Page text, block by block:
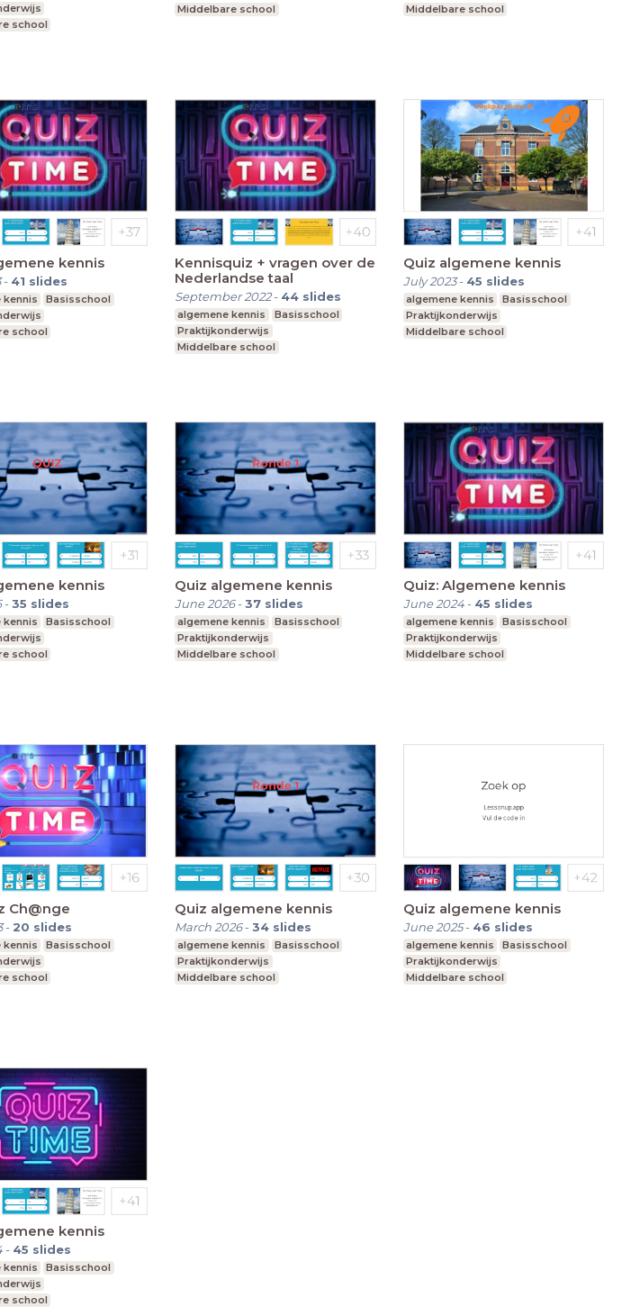
school
Middelbare school
Middelbare school
kennis
- 41 slides
kennis
Basisschool
school
Kennisquiz + vragen over de
Nederlandse taal
September 2022- 44 slides
algemene kennis
Basisschool
Praktijkonderwijs
Middelbare school
Quiz algemene kennis
July 2023- 45 slides
algemene kennis
Basisschool
Praktijkonderwijs
Middelbare school
kennis
-35 slides
kennis
Basisschool
school
Quiz algemene kennis
June 2026-37 slides
algemene kennis
Basisschool
Praktijkonderwijs
Middelbare school
Quiz: Algemene kennis
June 2024- 45 slides
algemene kennis
Basisschool
Praktijkonderwijs
Middelbare school
Ch@nge
- 20 slides
kennis
Basisschool
school
Quiz algemene kennis
March 2026-34 slides
algemene kennis
Basisschool
Praktijkonderwijs
Middelbare school
Quiz algemene kennis
June 2025- 46 slides
algemene kennis
Basisschool
Praktijkonderwijs
Middelbare school
kennis
- 45 slides
kennis
Basisschool
school